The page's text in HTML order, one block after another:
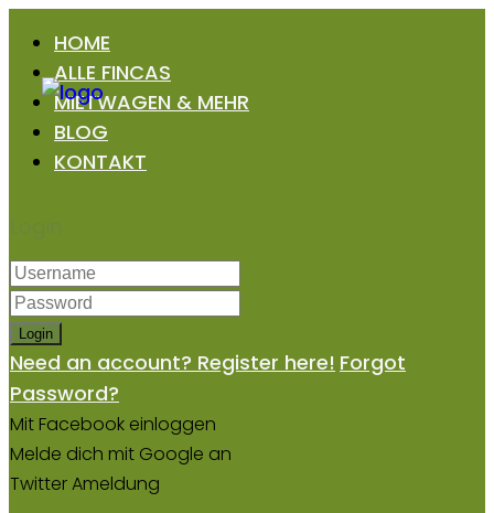
HOME
ALLE FINCAS
MIETWAGEN & MEHR
BLOG
KONTAKT
Login
Login
Need an account? Register here! Forgot
Password?
Mit Facebook einloggen
Melde dich mit Google an
Twitter Ameldung